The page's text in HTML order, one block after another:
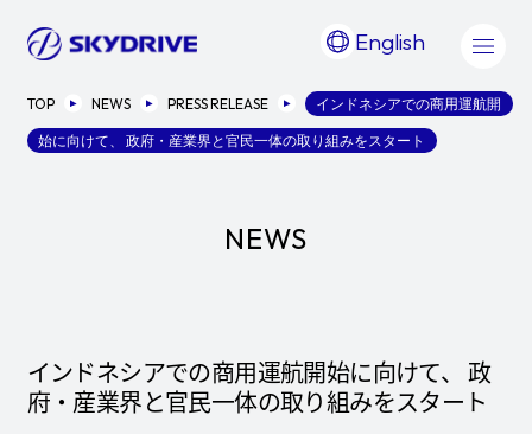
English
TOP NEWS PRESS RELEASE インドネシアでの商用運航開
始に向けて、 政府・産業界と官民一体の取り組みをスタート
NEWS
インドネシアでの商用運航開始に向けて、 政
府・産業界と官民一体の取り組みをスタート